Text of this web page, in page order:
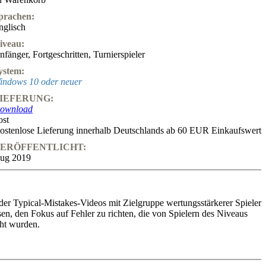
, Fortgeschritten, Turnierspieler
10 oder neuer
Lieferung innerhalb Deutschlands ab 60 EUR Einkaufswert
2019
Typical-Mistakes-Videos mit Zielgruppe wertungsstärkerer Spieler
den Fokus auf Fehler zu richten, die von Spielern des Niveaus
wurden.